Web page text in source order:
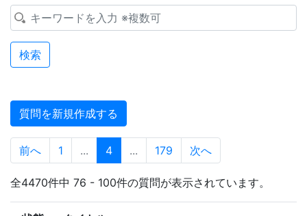
質問を新規作成する
前へ 1 ... 4 ... 179 次へ
全4470件中 76 - 100件の質問が表示されています。